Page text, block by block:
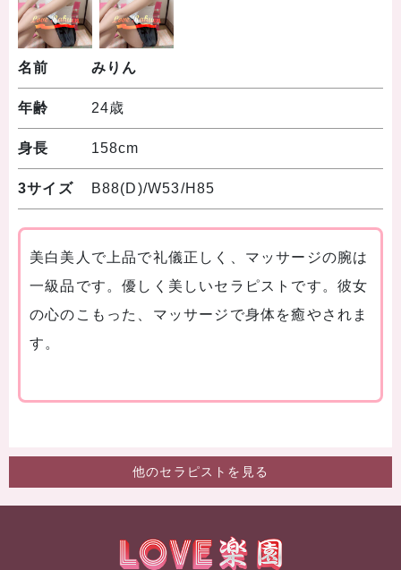
名前 みりん
年齢 24歳
身長 158cm
3サイズ B88(D)/W53/H85
美白美人で上品で礼儀正しく、マッサージの腕は
一級品です。優しく美しいセラピストです。彼女
の心のこもった、マッサージで身体を癒やされま
す。
他のセラピストを見る